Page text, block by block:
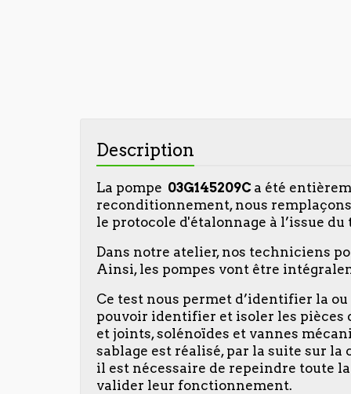
Description
La pompe 03G145209C a été
reconditionnement, nous
le protocole d'étalonnage à l’issue
Dans notre atelier, nos techniciens
Ainsi, les pompes vont être
Ce test nous permet d’identifier la
pouvoir identifier et isoler les pièces
et joints, solénoïdes et vannes
sablage est réalisé, par la suite sur la
il est nécessaire de repeindre toute
valider leur fonctionnement.